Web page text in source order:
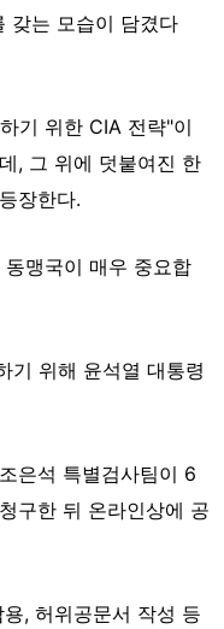
갖는 모습이 담겼다
기 위한 CIA 전략"이
, 그 위에 덧붙여진 한
장한다.
맹국이 매우 중요합
기 위해 윤석열 대통령
은석 특별검사팀이 6
구한 뒤 온라인상에 공
, 허위공문서 작성 등